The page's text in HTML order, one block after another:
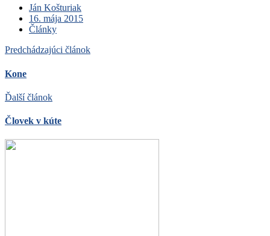
Ján Košturiak
16. mája 2015
Články
Predchádzajúci článok
Kone
Ďalší článok
Človek v kúte